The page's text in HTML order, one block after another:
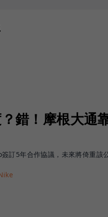
錯！摩根大通
訂5年合作協議，未來將倚重該